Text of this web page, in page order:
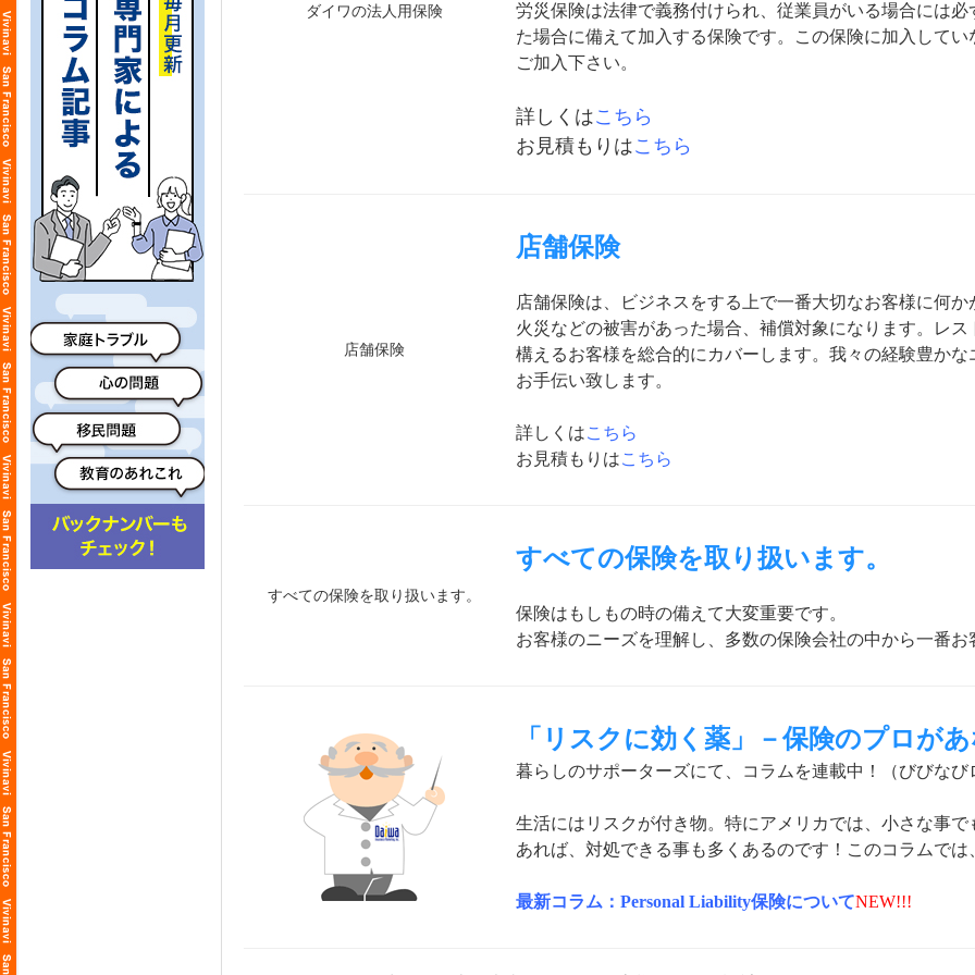
労災保険は法律で義務付けられ、従業員がいる場合には
た場合に備えて加入する保険です。この保険に加入して
ご加入下さい。
詳しくはこちら
お見積もりはこちら
店舗保険
店舗保険は、ビジネスをする上で一番大切なお客様に何
火災などの被害があった場合、補償対象になります。レ
構えるお客様を総合的にカバーします。我々の経験豊か
お手伝い致します。
詳しくはこちら
お見積もりはこちら
すべての保険を取り扱います。
保険はもしもの時の備えて大変重要です。
お客様のニーズを理解し、多数の保険会社の中から一番
「リスクに効く薬」－保険のプロが
暮らしのサポーターズにて、コラムを連載中！（びびなび
生活にはリスクが付き物。特にアメリカでは、小さな事
あれば、対処できる事も多くあるのです！このコラムで
最新コラム：Personal Liability保険についてNEW!!!